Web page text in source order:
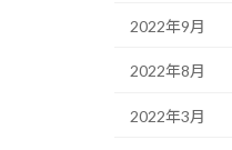
2022年9月
2022年8月
2022年3月